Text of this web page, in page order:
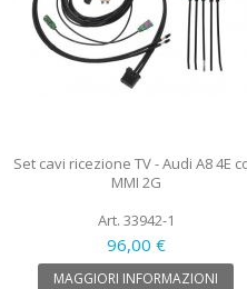
Set cavi ricezione TV - Audi A8 4E
MMI 2G
Art. 33942-1
96,00 €
MAGGIORI INFORMAZIONI